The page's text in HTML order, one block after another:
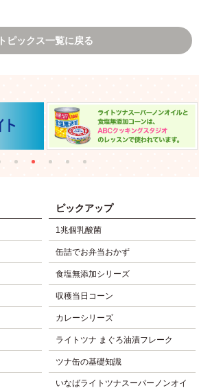
トピックス一覧に戻る
ピックアップ
1兆個乳酸菌
缶詰でお弁当おかず
食塩無添加シリーズ
収穫当日コーン
カレーシリーズ
ライトツナ まぐろ油漬フレーク
ツナ缶の基礎知識
いなばライトツナスーパーノンオイ